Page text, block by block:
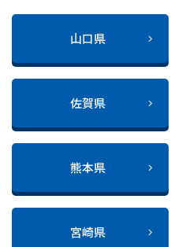
山口県
佐賀県
熊本県
宮崎県